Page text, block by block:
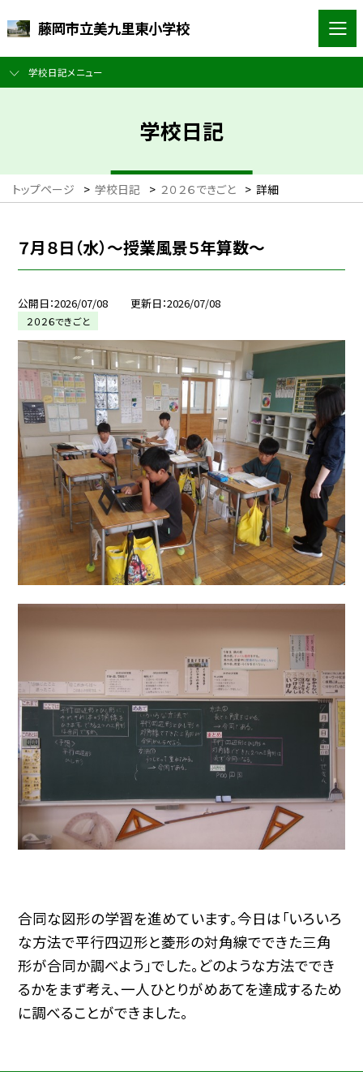
藤岡市立美九里東小学校
学校日記メニュー
学校日記
トップページ > 学校日記 > ２０２６できごと > 詳細
７月８日（水）～授業風景５年算数～
公開日 2026/07/08 更新日 2026/07/08
２０２６できごと
合同な図形の学習を進めています。今日は「いろいろ
な方法で平行四辺形と菱形の対角線でできた三角
形が合同か調べよう」でした。どのような方法ででき
るかをまず考え、一人ひとりがめあてを達成するため
に調べることができました。